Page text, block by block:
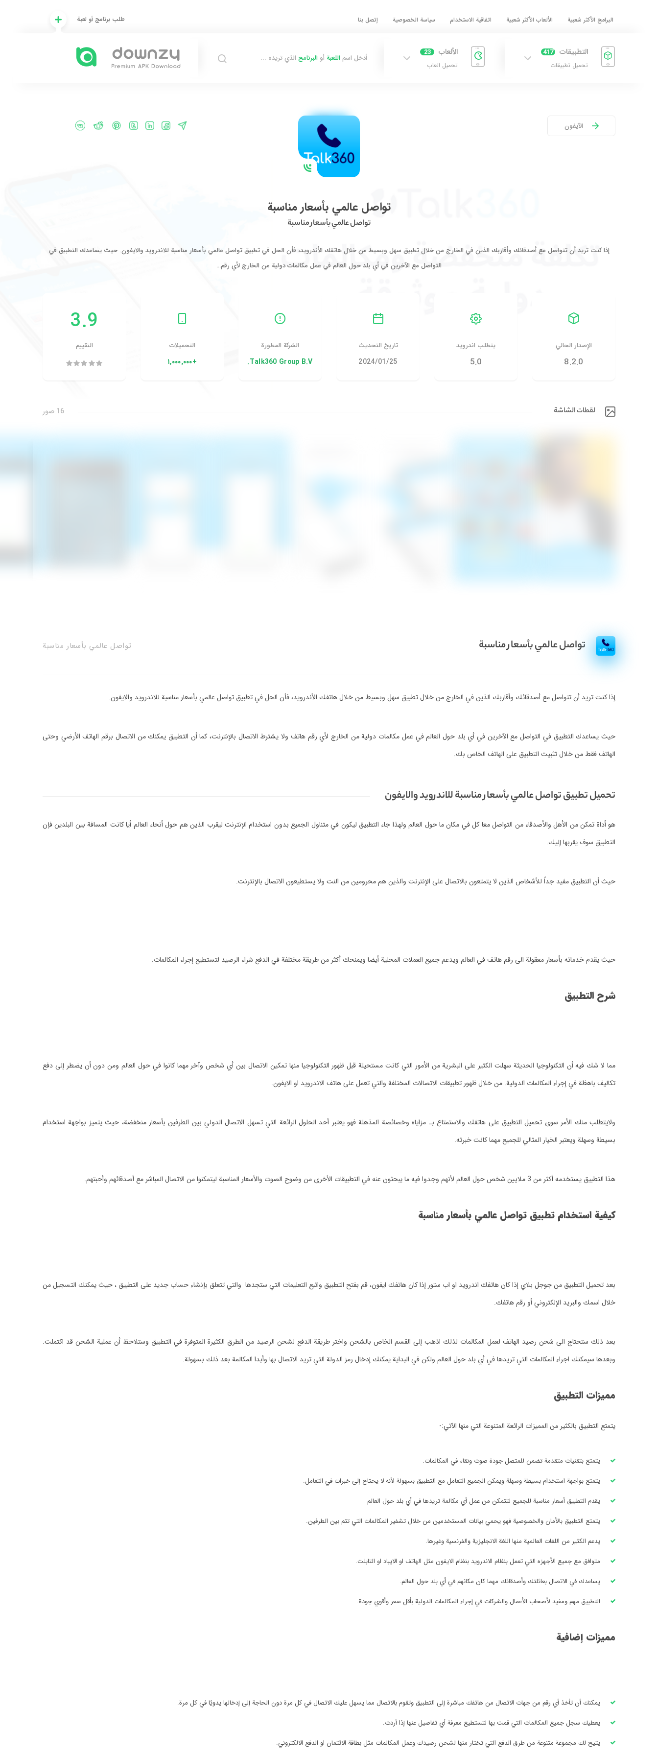
البرامج الأكثر شعبية الألعاب الأكثر شعبية اتفاقية الاستخدام سياسة الخصوصية إتصل بنا طلب برنامج أو لعبة
التطبيقات 417
تحميل تطبيقات
الألعاب 23
تحميل العاب
أدخل اسم اللعبة أو البرنامج الذي تريده ...
الآيفون
تواصل عالمي بأسعار مناسبة
تواصل عالمي بأسعار مناسبة
إذا كنت تريد أن تتواصل مع أصدقائك وأقاربك الذين في الخارج من خلال تطبيق سهل وبسيط من خلال هاتفك الأندرويد، فأن الحل في تطبيق تواصل عالمي بأسعار مناسبة للاندرويد والايفون. حيث يساعدك التطبيق في
التواصل مع الآخرين في أي بلد حول العالم في عمل مكالمات دولية من الخارج لأي رقم…
الإصدار الحالي
8.2.0
يتطلب اندرويد
5.0
تاريخ التحديث
25‏/01‏/2024
الشركة المطورة
Talk360 Group B.V.
التحميلات
+١٬٠٠٠٬٠٠٠
3.9
التقييم
لقطات الشاشة 16 صور
تواصل عالمي بأسعار مناسبة تواصل عالمي بأسعار مناسبة
إذا كنت تريد أن تتواصل مع أصدقائك وأقاربك الذين في الخارج من خلال تطبيق سهل وبسيط من خلال هاتفك الأندرويد، فأن الحل في تطبيق تواصل عالمي بأسعار مناسبة للاندرويد والايفون.
حيث يساعدك التطبيق في التواصل مع الآخرين في أي بلد حول العالم في عمل مكالمات دولية من الخارج لأي رقم هاتف ولا يشترط الاتصال بالإنترنت، كما أن التطبيق يمكنك من الاتصال برقم الهاتف الأرضي وحتى
الهاتف فقط من خلال تثبيت التطبيق على الهاتف الخاص بك.
تحميل تطبيق تواصل عالمي بأسعار مناسبة للاندرويد والايفون
هو أداة تمكن من الأهل والأصدقاء من التواصل معا كل في مكان ما حول العالم ولهذا جاء التطبيق ليكون في متناول الجميع بدون استخدام الإنترنت ليقرب الذين هم حول أنحاء العالم أيا كانت المسافة بين البلدين فإن
التطبيق سوف يقربها إليك.
حيث أن التطبيق مفيد جداً للأشخاص الذين لا يتمتعون بالاتصال على الإنترنت والذين هم محرومين من النت ولا يستطيعون الاتصال بالإنترنت.
حيث يقدم خدماته بأسعار معقولة الى رقم هاتف في العالم ويدعم جميع العملات المحلية أيضا ويمنحك أكثر من طريقة مختلفة في الدفع شراء الرصيد لتستطيع إجراء المكالمات.
شرح التطبيق
مما لا شك فيه أن التكنولوجيا الحديثة سهلت الكثير على البشرية من الأمور التي كانت مستحيلة قبل ظهور التكنولوجيا منها تمكين الاتصال بين أي شخص وآخر مهما كانوا في حول العالم ومن دون أن يضطر إلى دفع
تكاليف باهظة في إجراء المكالمات الدولية. من خلال ظهور تطبيقات الاتصالات المختلفة والتي تعمل على هاتف الاندرويد او الايفون.
ولايتطلب منك الأمر سوى تحميل التطبيق على هاتفك والاستمتاع بـ مزاياه وخصائصة المذهلة فهو يعتبر أحد الحلول الرائعة التي تسهل الاتصال الدولي بين الطرفين بأسعار منخفضة، حيث يتميز بواجهة استخدام
بسيطة وسهلة ويعتبر الخيار المثالي للجميع مهما كانت خبرته.
هذا التطبيق يستخدمه أكثر من 3 ملايين شخص حول العالم لأنهم وجدوا فيه ما يبحثون عنه في التطبيقات الأخرى من وضوح الصوت والأسعار المناسبة ليتمكنوا من الاتصال المباشر مع أصدقائهم وأحبتهم.
كيفية استخدام تطبيق تواصل عالمي بأسعار مناسبة
بعد تحميل التطبيق من جوجل بلاي إذا كان هاتفك اندرويد او اب ستور إذا كان هاتفك ايفون، قم بفتح التطبيق واتبع التعليمات التي ستجدها والتي تتعلق بإنشاء حساب جديد على التطبيق ، حيث يمكنك التسجيل من
خلال اسمك والبريد الإلكتروني أو رقم هاتفك.
بعد ذلك ستحتاج الى شحن رصيد الهاتف لعمل المكالمات لذلك اذهب إلى القسم الخاص بالشحن واختر طريقة الدفع لشحن الرصيد من الطرق الكثيرة المتوفرة في التطبيق وستلاحظ أن عملية الشحن قد اكتملت.
وبعدها سيمكنك اجراء المكالمات التي تريدها في أي بلد حول العالم ولكن في البداية يمكنك إدخال رمز الدولة التي تريد الاتصال بها وأبدا المكالمة بعد ذلك بسهولة.
مميزات التطبيق
يتمتع التطبيق بالكثير من المميزات الرائعة المتنوعة التي منها الآتي:-
يتمتع بتقنيات متقدمة تضمن للمتصل جودة صوت ونقاء في المكالمات.
يتمتع بواجهة استخدام بسيطة وسهلة ويمكن الجميع التعامل مع التطبيق بسهولة لأنه لا يحتاج إلى خبرات في التعامل.
يقدم التطبيق أسعار مناسبة للجميع لتتمكن من عمل أي مكالمة تريدها في أي بلد حول العالم
يتمتع التطبيق بالأمان والخصوصية فهو يحمي بيانات المستخدمين من خلال تشفير المكالمات التي تتم بين الطرفين.
يدعم الكثير من اللغات العالمية منها اللغة الانجليزية والفرنسية وغيرها.
متوافق مع جميع الأجهزه التي تعمل بنظام الاندرويد بنظام الايفون مثل الهاتف او الايباد او التابلت.
يساعدك في الاتصال بعائلتك وأصدقائك مهما كان مكانهم في أي بلد حول العالم.
التطبيق مهم ومفيد لأصحاب الأعمال والشركات في إجراء المكالمات الدولية بأقل سعر وأقوي جودة.
مميزات إضافية
يمكنك أن تأخذ أي رقم من جهات الاتصال من هاتفك مباشرة إلى التطبيق وتقوم بالاتصال مما يسهل عليك الاتصال في كل مرة دون الحاجة إلى إدخالها يدويًا في كل مرة.
يعطيك سجل جميع المكالمات التي قمت بها لتستطيع معرفة أي تفاصيل عنها إذا أردت.
يتيح لك مجموعة متنوعة من طرق الدفع التي تختار منها لشحن رصيدك وعمل المكالمات مثل بطاقة الائتمان او الدفع الالكتروني.